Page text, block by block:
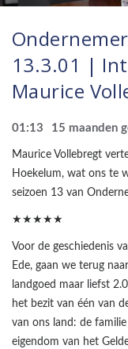
13.3.01 |
Maurice
01:13 15 maanden
Maurice Vollebregt
Hoekelum, wat ons te
seizoen 13 van
★★★★★
Voor de geschiedenis
Ede, gaan we terug
landgoed maar liefst
het bezit van één van
van ons land: de
eigendom van het